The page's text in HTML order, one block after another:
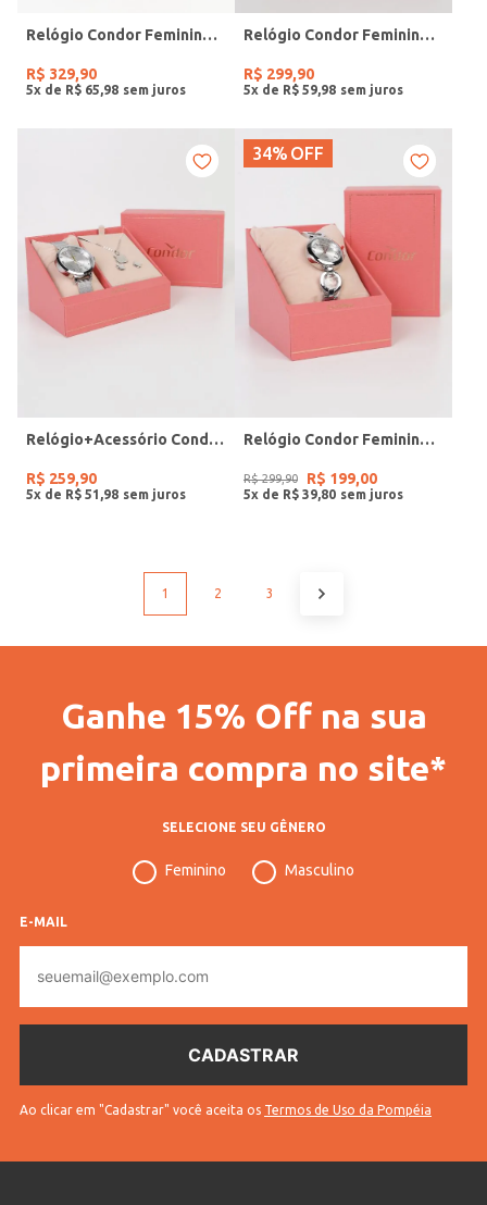
Relógio Condor Feminino DOURADO
R$ 329,90
5x de R$ 65 98
Relógio Condor Feminino DOURADO
R$ 299,90
5x de R$ 59 98
Relógio+Acessório Condor Feminino PRATA
R$ 259,90
5x de R$ 51 98
34% OFF
Relógio Condor Feminino PRATA
R$ 299,90 R$ 199,00
5x de R$ 39 80
1 2 3
Ganhe 15% Off na sua
primeira compra no site*
SELECIONE SEU GÊNERO
Feminino Masculino
E-MAIL
mail
Ao clicar em "Cadastrar" você aceita os Termos de Uso da Pompéia